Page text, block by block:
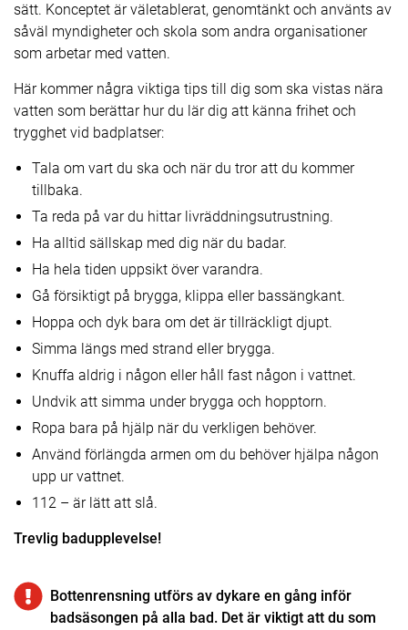
sätt. Konceptet är väletablerat, genomtänkt och använts av
såväl myndigheter och skola som andra organisationer
som arbetar med vatten.
Här kommer några viktiga tips till dig som ska vistas nära
vatten som berättar hur du lär dig att känna frihet och
trygghet vid badplatser:
Tala om vart du ska och när du tror att du kommer
tillbaka.
Ta reda på var du hittar livräddningsutrustning.
Ha alltid sällskap med dig när du badar.
Ha hela tiden uppsikt över varandra.
Gå försiktigt på brygga, klippa eller bassängkant.
Hoppa och dyk bara om det är tillräckligt djupt.
Simma längs med strand eller brygga.
Knuffa aldrig i någon eller håll fast någon i vattnet.
Undvik att simma under brygga och hopptorn.
Ropa bara på hjälp när du verkligen behöver.
Använd förlängda armen om du behöver hjälpa någon
upp ur vattnet.
112 – är lätt att slå.
Trevlig badupplevelse!
Bottenrensning utförs av dykare en gång inför
badsäsongen på alla bad. Det är viktigt att du som